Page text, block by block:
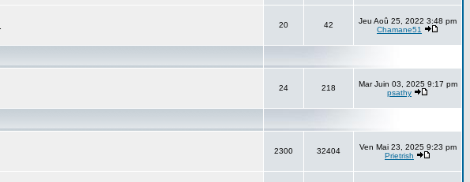
20 42
Jeu Aoû 25, 2022 3:48 pm
Chamane51
24 218
Mar Juin 03, 2025 9:17 pm
psathy
2300 32404
Ven Mai 23, 2025 9:23 pm
Prietrish